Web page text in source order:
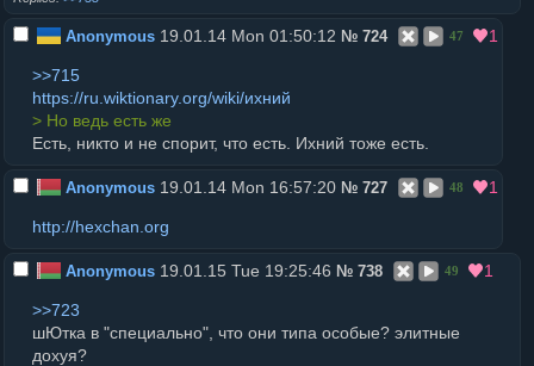
Anonymous19.01.14 Mon 01:50:12 № 724 47 1
>>715
https://ru.wiktionary.org/wiki/ихний
> Но ведь есть же
Есть, никто и не спорит, что есть. Ихний тоже есть.
Anonymous19.01.14 Mon 16:57:20 № 727 48 1
http://hexchan.org
Anonymous19.01.15 Tue 19:25:46 № 738 49 1
>>723
шЮтка в "специально", что они типа особые? элитные
дохуя?